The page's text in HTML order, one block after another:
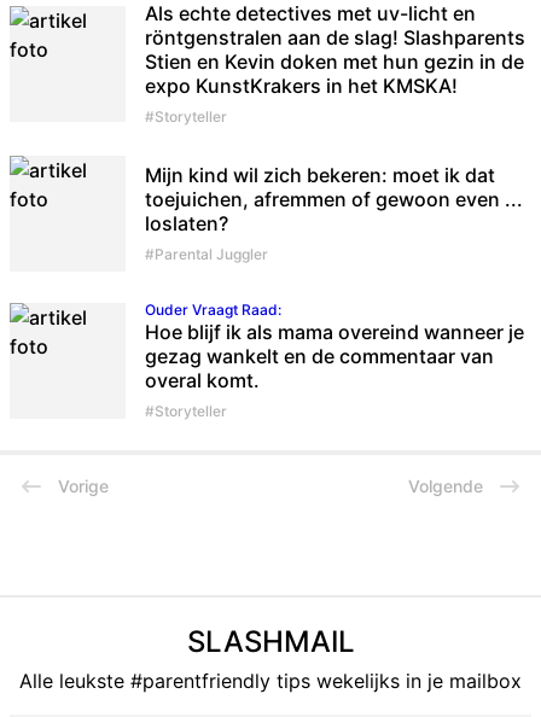
Als echte detectives met uv-licht en
röntgenstralen aan de slag! Slashparents
Stien en Kevin doken met hun gezin in de
expo KunstKrakers in het KMSKA!
#Storyteller
Mijn kind wil zich bekeren: moet ik dat
toejuichen, afremmen of gewoon even ...
loslaten?
#Parental Juggler
Ouder Vraagt Raad:
Hoe blijf ik als mama overeind wanneer je
gezag wankelt en de commentaar van
overal komt.
#Storyteller
Vorige Volgende
SLASHMAIL
Alle leukste #parentfriendly tips wekelijks in je mailbox